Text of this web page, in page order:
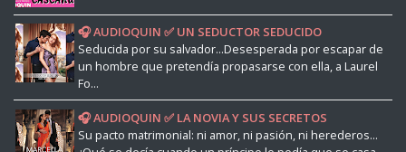
🎧 AUDIOQUIN ✅ UN SEDUCTOR SEDUCIDO
Seducida por su salvador...Desesperada por escapar de
un hombre que pretendía propasarse con ella, a Laurel
Fo...
🎧 AUDIOQUIN ✅ LA NOVIA Y SUS SECRETOS
Su pacto matrimonial: ni amor, ni pasión, ni herederos...